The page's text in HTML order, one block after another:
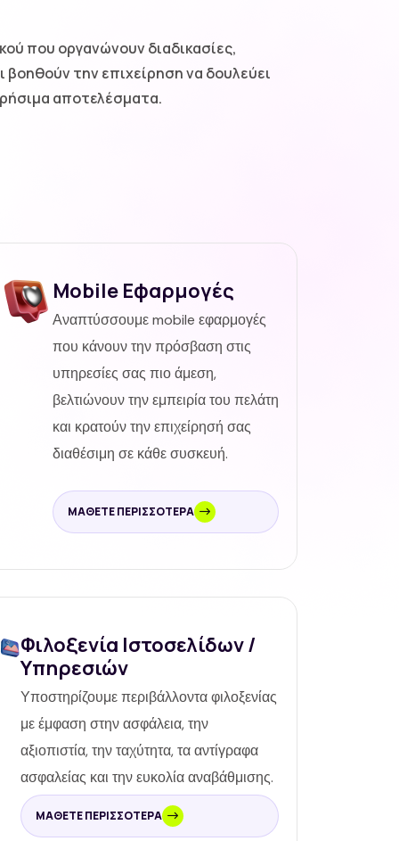
που οργανώνουν διαδικασίες,
βοηθούν την επιχείρηση να δουλεύει
αποτελέσματα.
Mobile Εφαρμογές
Αναπτύσσουμε mobile εφαρμογές
που κάνουν την πρόσβαση στις
υπηρεσίες σας πιο άμεση,
βελτιώνουν την εμπειρία του πελάτη
και κρατούν την επιχείρησή σας
διαθέσιμη σε κάθε συσκευή.
ΜΆΘΕΤΕ ΠΕΡΙΣΣΌΤΕΡΑ
Φιλοξενία Ιστοσελίδων /
Υπηρεσιών
Υποστηρίζουμε περιβάλλοντα φιλοξενίας
με έμφαση στην ασφάλεια, την
αξιοπιστία, την ταχύτητα, τα αντίγραφα
ασφαλείας και την ευκολία αναβάθμισης.
ΜΆΘΕΤΕ ΠΕΡΙΣΣΌΤΕΡΑ